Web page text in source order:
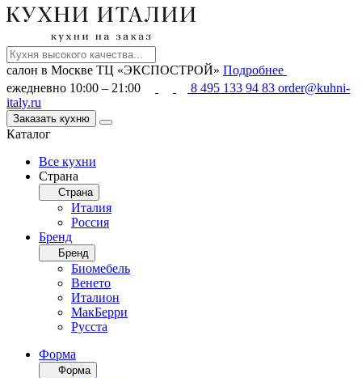
салон в Москве ТЦ «ЭКСПОСТРОЙ» Подробнее
ежедневно 10:00 – 21:00
8 495 133 94 83 order@kuhni-
italy.ru
Заказать кухню
Каталог
Все кухни
Страна
Страна
Италия
Россия
Бренд
Бренд
Биомебель
Венето
Италион
МакБерри
Русста
Форма
Форма